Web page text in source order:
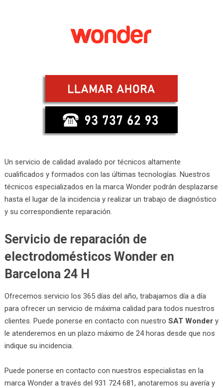
Un servicio de calidad avalado por técnicos altamente
cualificados y formados con las últimas tecnologías. Nuestros
técnicos especializados en la marca Wonder podrán desplazarse
hasta el lugar de la incidencia y realizar un trabajo de diagnóstico
y su correspondiente reparación.
Servicio de reparación de
electrodomésticos Wonder en
Barcelona 24 H
Ofrecemos servicio los 365 días del año, trabajamos día a día
para ofrecer un servicio de máxima calidad para todos nuestros
clientes. Puede ponerse en contacto con nuestro SAT Wondery
le atenderemos en un plazo máximo de 24 horas desde que nos
indique su incidencia.
Puede ponerse en contacto con nuestros especialistas en la
marca Wonder a través del 931 724 681, anotaremos su avería y